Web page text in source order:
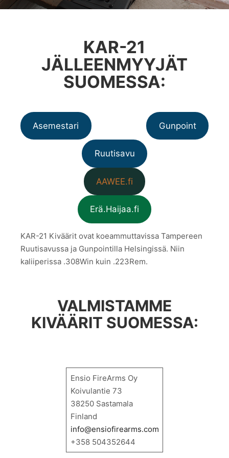
KAR-21
JÄLLEENMYYJÄT
SUOMESSA:
Asemestari Gunpoint
Ruutisavu
AAWEE.fi
Erä.Haijaa.fi
KAR-21 Kiväärit ovat koeammuttavissa Tampereen
Ruutisavussa ja Gunpointilla Helsingissä. Niin
kaliiperissa .308Win kuin .223Rem.
VALMISTAMME
KIVÄÄRIT SUOMESSA:
Ensio FireArms Oy
Koivulantie 73
38250 Sastamala
Finland
info@ensiofirearms.com
+358 504352644